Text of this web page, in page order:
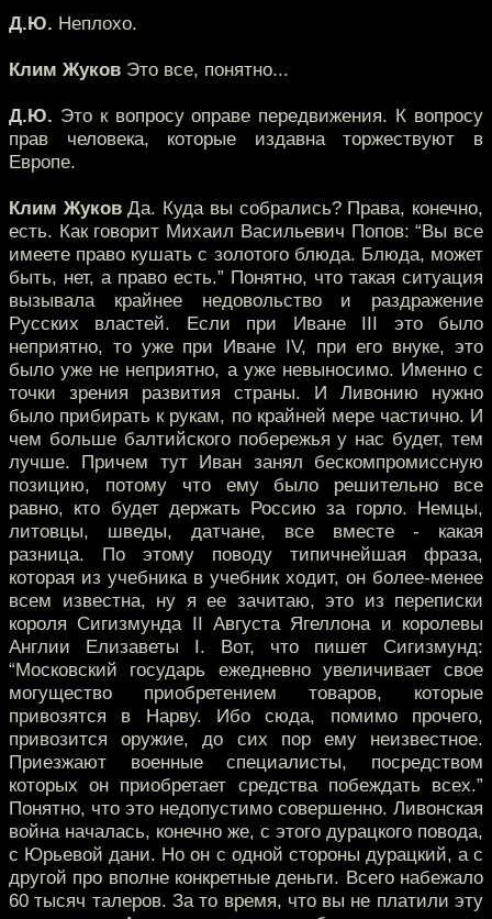
Д.Ю. Неплохо.
Клим Жуков Это все, понятно...
Д.Ю. Это к вопросу оправе передвижения. К вопросу
прав человека, которые издавна торжествуют в
Европе.
Клим ЖуковДа. Куда вы собрались? Права, конечно,
есть. Как говорит Михаил Васильевич Попов: “Вы все
имеете право кушать с золотого блюда. Блюда, может
быть, нет, а право есть.” Понятно, что такая ситуация
вызывала крайнее недовольство и раздражение
Русских властей. Если при Иване III это было
неприятно, то уже при Иване IV, при его внуке, это
было уже не неприятно, а уже невыносимо. Именно с
точки зрения развития страны. И Ливонию нужно
было прибирать к рукам, по крайней мере частично. И
чем больше балтийского побережья у нас будет, тем
лучше. Причем тут Иван занял бескомпромиссную
позицию, потому что ему было решительно все
равно, кто будет держать Россию за горло. Немцы,
литовцы, шведы, датчане, все вместе - какая
разница. По этому поводу типичнейшая фраза,
которая из учебника в учебник ходит, он более-менее
всем известна, ну я ее зачитаю, это из переписки
короля Сигизмунда II Августа Ягеллона и королевы
Англии Елизаветы I. Вот, что пишет Сигизмунд:
“Московский государь ежедневно увеличивает свое
могущество приобретением товаров, которые
привозятся в Нарву. Ибо сюда, помимо прочего,
привозится оружие, до сих пор ему неизвестное.
Приезжают военные специалисты, посредством
которых он приобретает средства побеждать всех.”
Понятно, что это недопустимо совершенно. Ливонская
война началась, конечно же, с этого дурацкого повода,
с Юрьевой дани. Но он с одной стороны дурацкий, а с
другой про вполне конкретные деньги. Всего набежало
60 тысяч талеров. За то время, что вы не платили эту